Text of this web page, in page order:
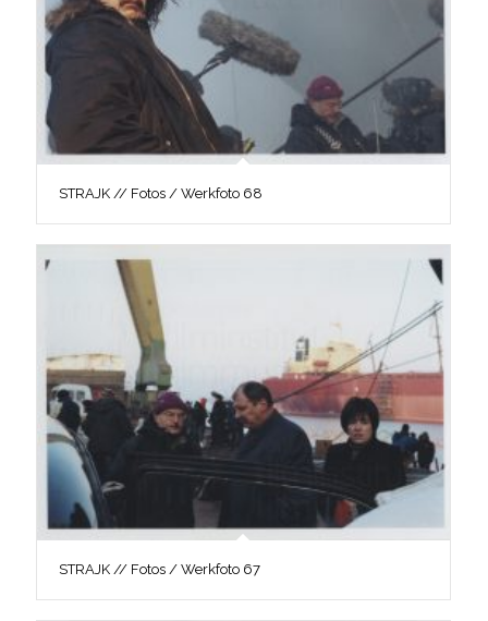
STRAJK // Fotos / Werkfoto 68
STRAJK // Fotos / Werkfoto 67